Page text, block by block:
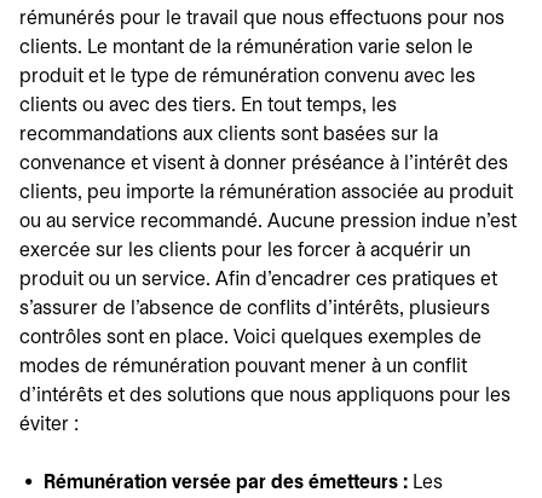
rémunérés pour le travail que nous effectuons pour nos
clients. Le montant de la rémunération varie selon le
produit et le type de rémunération convenu avec les
clients ou avec des tiers. En tout temps, les
recommandations aux clients sont basées sur la
convenance et visent à donner préséance à l'intérêt des
clients, peu importe la rémunération associée au produit
ou au service recommandé. Aucune pression indue n'est
exercée sur les clients pour les forcer à acquérir un
produit ou un service. Afin d'encadrer ces pratiques et
s'assurer de l'absence de conflits d'intérêts, plusieurs
contrôles sont en place. Voici quelques exemples de
modes de rémunération pouvant mener à un conflit
d'intérêts et des solutions que nous appliquons pour les
éviter :
Rémunération versée par des émetteurs : Les